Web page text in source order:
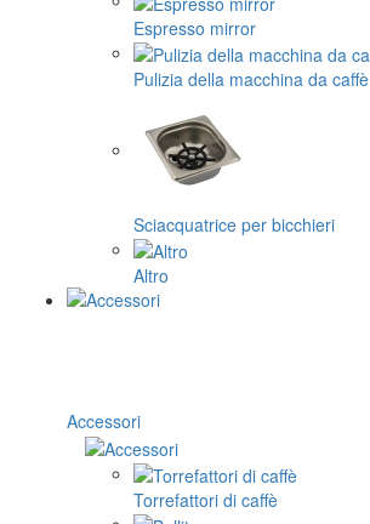
Espresso mirror
Pulizia della macchina da caffè
Sciacquatrice per bicchieri
Altro
Accessori
Torrefattori di caffè